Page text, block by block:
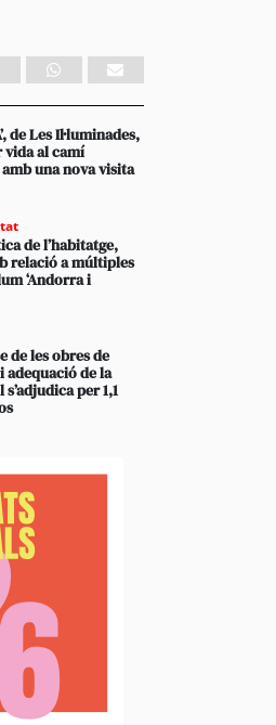
de Les Il·luminades,
al camí
una nova visita
de l’habitatge,
relació a múltiples
‘Andorra i
de les obres de
de la
s’adjudica per 1,1